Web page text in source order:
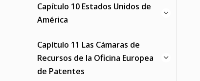
Capítulo 10 Estados Unidos de
América
Capítulo 11 Las Cámaras de
Recursos de la Oficina Europea
de Patentes